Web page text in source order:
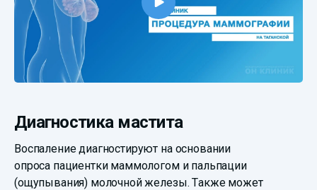
Диагностика мастита
Воспаление диагностируют на основании
опроса пациентки маммологом и пальпации
(ощупывания) молочной железы. Также может